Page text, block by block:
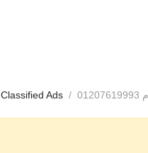
Classified Ads